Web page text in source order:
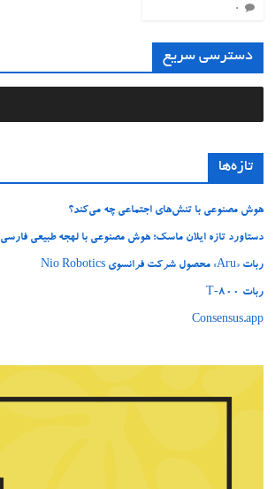
۰
دسترسی سریع
تازه‌ها
هوش مصنوعی با تنش‌های اجتماعی چه می‌کند؟
دستاورد تازه ایلان ماسک؛ هوش مصنوعی با لهجه طبیعی فارسی
ربات «Aru» محصول شرکت فرانسوی Nio Robotics
ربات T‑800
Consensus.app